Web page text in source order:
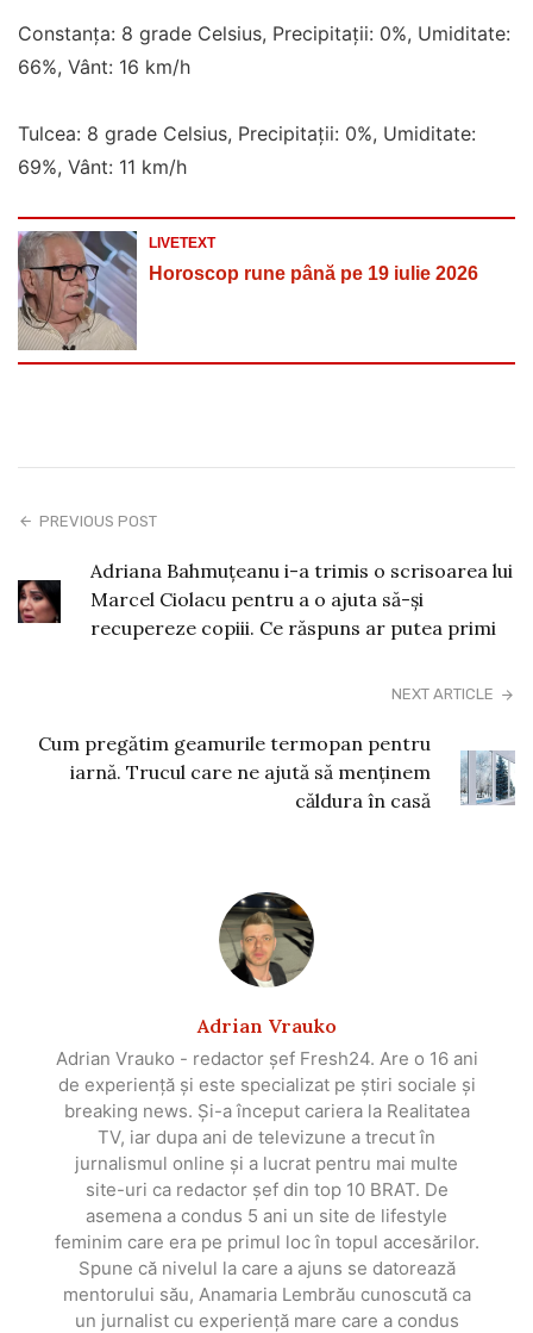
Constanța: 8 grade Celsius, Precipitații: 0%, Umiditate:
66%, Vânt: 16 km/h
Tulcea: 8 grade Celsius, Precipitații: 0%, Umiditate:
69%, Vânt: 11 km/h
LIVETEXT
Horoscop rune până pe 19 iulie 2026
PREVIOUS POST
Adriana Bahmuțeanu i-a trimis o scrisoarea lui
Marcel Ciolacu pentru a o ajuta să-și
recupereze copiii. Ce răspuns ar putea primi
NEXT ARTICLE
Cum pregătim geamurile termopan pentru
iarnă. Trucul care ne ajută să menținem
căldura în casă
Adrian Vrauko
Adrian Vrauko - redactor șef Fresh24. Are o 16 ani
de experiență și este specializat pe știri sociale și
breaking news. Și-a început cariera la Realitatea
TV, iar dupa ani de televizune a trecut în
jurnalismul online și a lucrat pentru mai multe
site-uri ca redactor șef din top 10 BRAT. De
asemena a condus 5 ani un site de lifestyle
feminim care era pe primul loc în topul accesărilor.
Spune că nivelul la care a ajuns se datorează
mentorului său, Anamaria Lembrău cunoscută ca
un jurnalist cu experiență mare care a condus